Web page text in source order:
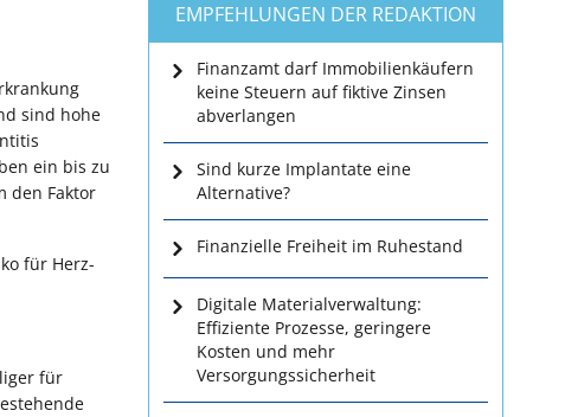
sind hohe
ein bis zu
den Faktor
für Herz-
für
EMPFEHLUNGEN DER REDAKTION
Finanzamt darf Immobilienkäufern
keine Steuern auf fiktive Zinsen
abverlangen
Sind kurze Implantate eine
Alternative?
Finanzielle Freiheit im Ruhestand
Digitale Materialverwaltung:
Effiziente Prozesse, geringere
Kosten und mehr
Versorgungssicherheit